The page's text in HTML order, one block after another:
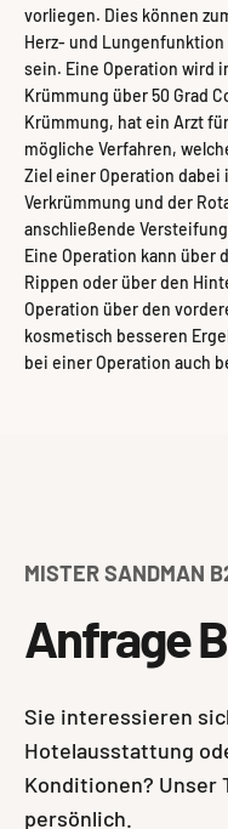
vorliegen. Dies können
Herz- und
sein. Eine Operation wird
Krümmung über 50 Grad
Krümmung, hat ein Arzt
mögliche Verfahren,
Ziel einer Operation
Verkrümmung und der
anschließende
Eine Operation kann über
Rippen oder über den
Operation über den
kosmetisch besseren
bei einer Operation auch
MISTER SANDMAN
Anfrage
Sie interessieren
Hotelausstattung
Konditionen? Unser
persönlich.